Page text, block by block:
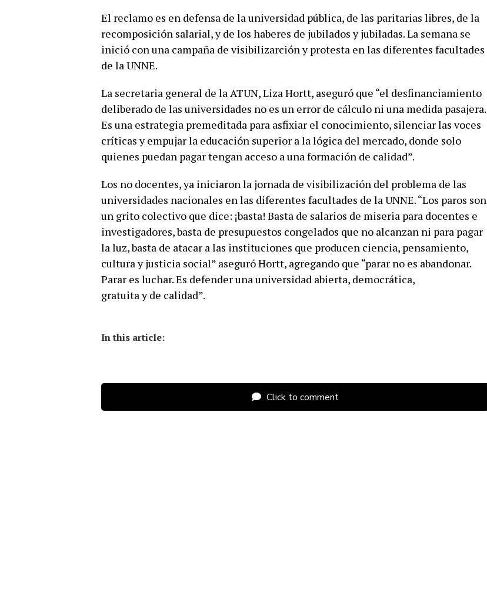
El reclamo es en defensa de la universidad pública, de las paritarias libres, de la
recomposición salarial, y de los haberes de jubilados y jubiladas. La semana se
inició con una campaña de visibilizarción y protesta en las diferentes facultades
de la UNNE.
La secretaria general de la ATUN, Liza Hortt, aseguró que “el desfinanciamiento
deliberado de las universidades no es un error de cálculo ni una medida pasajera.
Es una estrategia premeditada para asfixiar el conocimiento, silenciar las voces
críticas y empujar la educación superior a la lógica del mercado, donde solo
quienes puedan pagar tengan acceso a una formación de calidad”.
Los no docentes, ya iniciaron la jornada de visibilización del problema de las
universidades nacionales en las diferentes facultades de la UNNE. “Los paros son
un grito colectivo que dice: ¡basta! Basta de salarios de miseria para docentes e
investigadores, basta de presupuestos congelados que no alcanzan ni para pagar
la luz, basta de atacar a las instituciones que producen ciencia, pensamiento,
cultura y justicia social” aseguró Hortt, agregando que “parar no es abandonar.
Parar es luchar. Es defender una universidad abierta, democrática,
gratuita y de calidad”.
In this article:
Click to comment